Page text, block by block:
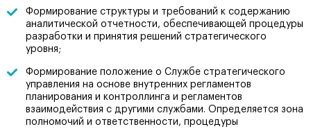
Формирование структуры и требований к содержанию
аналитической отчетности, обеспечивающей процедуры
разработки и принятия решений стратегического
уровня;
Формирование положение о Службе стратегического
управления на основе внутренних регламентов
планирования и контроллинга и регламентов
взаимодействия с другими службами. Определяется зона
полномочий и ответственности, процедуры